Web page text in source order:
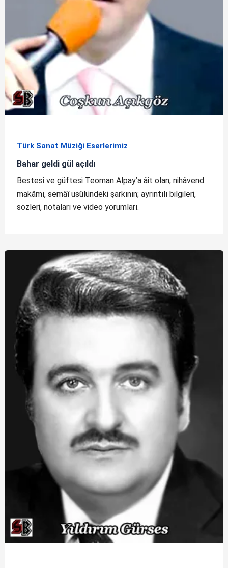
Türk Sanat Müziği Eserlerimiz
Bahar geldi gül açıldı
Bestesi ve güftesi Teoman Alpay’a âit olan, nihâvend
makâmı, semâî usûlündeki şarkının; ayrıntılı bilgileri,
sözleri, notaları ve video yorumları.